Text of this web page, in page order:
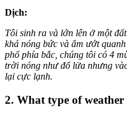
Dịch:
Tôi sinh ra và lớn lên ở một
khá nóng bức và ẩm ướt
phố phía bắc, chúng tôi có 4
trời nóng như đổ lửa nhưng
lại cực lạnh.
2. What type of weather